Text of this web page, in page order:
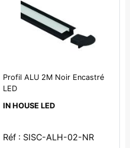
Profil ALU 2M Noir Encastré
LED
IN HOUSE LED
Réf : SISC-ALH-02-NR